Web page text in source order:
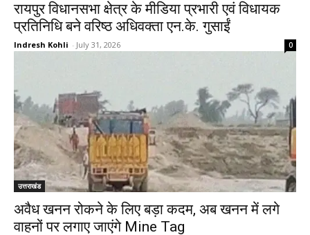
रायपुर विधानसभा क्षेत्र के मीडिया प्रभारी एवं विधायक
प्रतिनिधि बने वरिष्ठ अधिवक्ता एन.के. गुसाईं
Indresh Kohli - July 31, 2026 0
उत्तराखंड
अवैध खनन रोकने के लिए बड़ा कदम, अब खनन में लगे
वाहनों पर लगाए जाएंगे Mine Tag